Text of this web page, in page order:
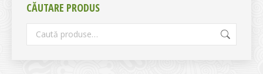
CĂUTARE PRODUS